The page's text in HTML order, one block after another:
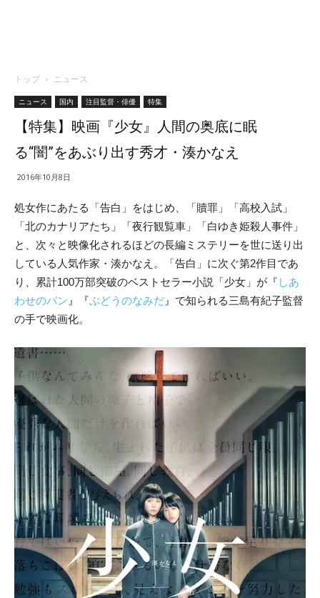
トップ ニュース
ニュース 国内 注目監督・俳優 特集
【特集】映画『少女』人間の奥底に眠
る“闇”をあぶり出す秀才・湊かなえ
2016年10月8日
処女作にあたる「告白」をはじめ、「贖罪」「高校入試」
「北のカナリアたち」「夜行観覧車」「白ゆき姫殺人事件」
と、次々と映像化されるほどの長編ミステリーを世に送り出
している人気作家・湊かなえ。「告白」に次ぐ第2作目であ
り、累計100万部突破のベストセラー小説「少女」が『 しあ
わせのパン 』『ぶどうのなみだ 』で知られる三島有紀子監督
の手で映画化。